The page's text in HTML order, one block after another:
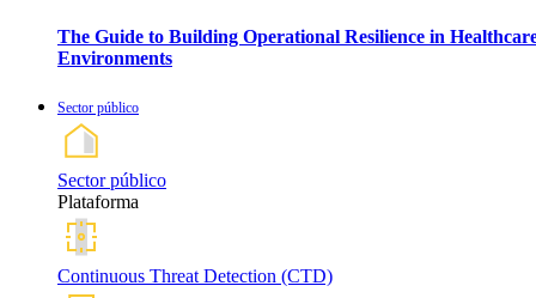
The Guide to Building Operational Resilience in
Environments
Sector público
Sector público
Plataforma
Continuous Threat Detection (CTD)